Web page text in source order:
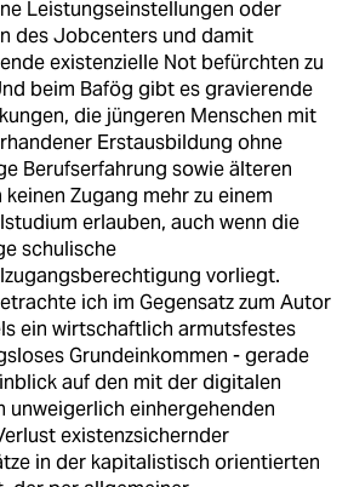
Leistungseinstellungen oder
des Jobcenters und damit
existenzielle Not befürchten zu
beim Bafög gibt es gravierende
die jüngeren Menschen mit
Erstausbildung ohne
Berufserfahrung sowie älteren
keinen Zugang mehr zu einem
erlauben, auch wenn die
schulische
vorliegt.
ich im Gegensatz zum Autor
ein wirtschaftlich armutsfestes
Grundeinkommen - gerade
auf den mit der digitalen
unweigerlich einhergehenden
existenzsichernder
in der kapitalistisch orientierten